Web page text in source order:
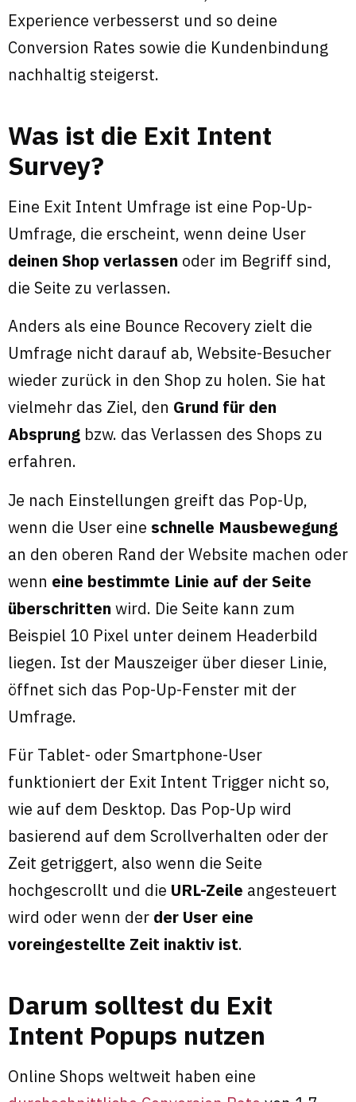
Experience verbesserst und so deine
Conversion Rates sowie die Kundenbindung
nachhaltig steigerst.
Was ist die Exit Intent
Survey?
Eine Exit Intent Umfrage ist eine Pop-Up-
Umfrage, die erscheint, wenn deine User
deinen Shop verlassen oder im Begriff sind,
die Seite zu verlassen.
Anders als eine Bounce Recovery zielt die
Umfrage nicht darauf ab, Website-Besucher
wieder zurück in den Shop zu holen. Sie hat
vielmehr das Ziel, den Grund für den
Absprung bzw. das Verlassen des Shops zu
erfahren.
Je nach Einstellungen greift das Pop-Up,
wenn die User eine schnelle Mausbewegung
an den oberen Rand der Website machen oder
wenn eine bestimmte Linie auf der Seite
überschritten wird. Die Seite kann zum
Beispiel 10 Pixel unter deinem Headerbild
liegen. Ist der Mauszeiger über dieser Linie,
öffnet sich das Pop-Up-Fenster mit der
Umfrage.
Für Tablet- oder Smartphone-User
funktioniert der Exit Intent Trigger nicht so,
wie auf dem Desktop. Das Pop-Up wird
basierend auf dem Scrollverhalten oder der
Zeit getriggert, also wenn die Seite
hochgescrollt und die URL-Zeile angesteuert
wird oder wenn der der User eine
voreingestellte Zeit inaktiv ist.
Darum solltest du Exit
Intent Popups nutzen
Online Shops weltweit haben eine